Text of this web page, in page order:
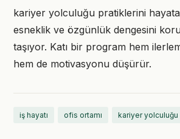
kariyer yolculuğu pratiklerini
esneklik ve özgünlük dengesini
taşıyor. Katı bir program hem
hem de motivasyonu düşürür.
iş hayatı ofis ortamı kariyer yolculuğu